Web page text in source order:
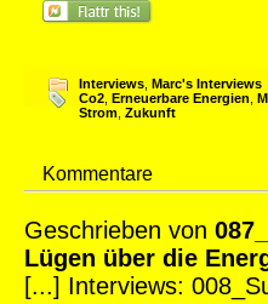
Interviews Marc's Interviews
Co2 Erneuerbare Energien
Strom Zukunft
Kommentare
Geschrieben von
Lügen über die
[...] Interviews: